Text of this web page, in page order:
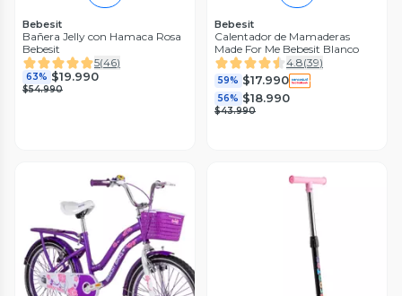
Bebesit
Bañera Jelly con Hamaca Rosa
Bebesit
5(46)
63% $19.990
$54.990
Bebesit
Calentador de Mamaderas
Made For Me Bebesit Blanco
4.8(39)
59% $17.990
56% $18.990
$43.990